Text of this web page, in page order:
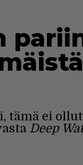
tämä ei
Deep